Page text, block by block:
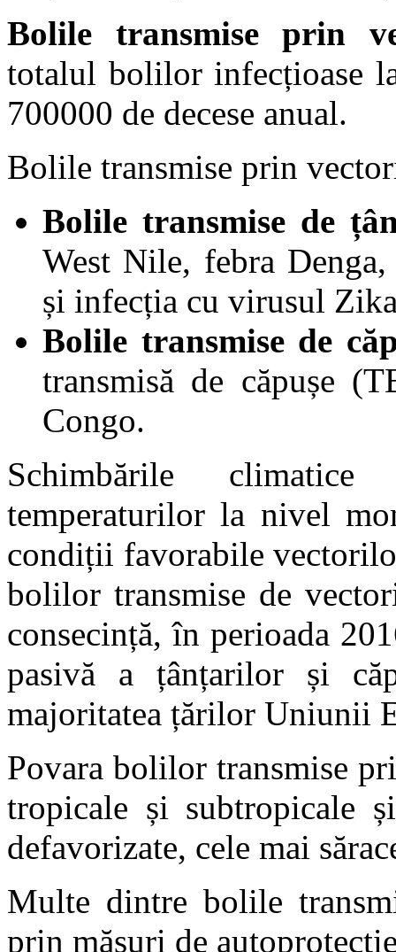
Bolile transmise prin
totalul bolilor infecțioase
700000 de decese anual.
Bolile transmise prin
Bolile transmise de
West Nile, febra
și infecția cu virusul
Bolile transmise de
transmisă de căpușe
Congo.
Schimbările
temperaturilor la nivel
condiții favorabile
bolilor transmise de
consecință, în perioada
pasivă a țânțarilor și
majoritatea țărilor Uniunii
Povara bolilor transmise
tropicale și subtropicale
defavorizate, cele mai
Multe dintre bolile
prin măsuri de